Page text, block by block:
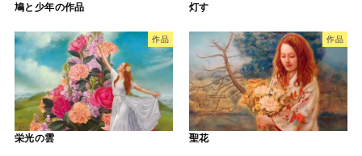
鳩と少年の作品 灯す
作品
栄光の雲
作品
聖花